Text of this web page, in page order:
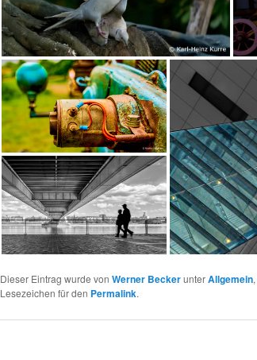
Dieser Eintrag wurde von Werner BeckerunterAllgemein,
Lesezeichen für den Permalink.